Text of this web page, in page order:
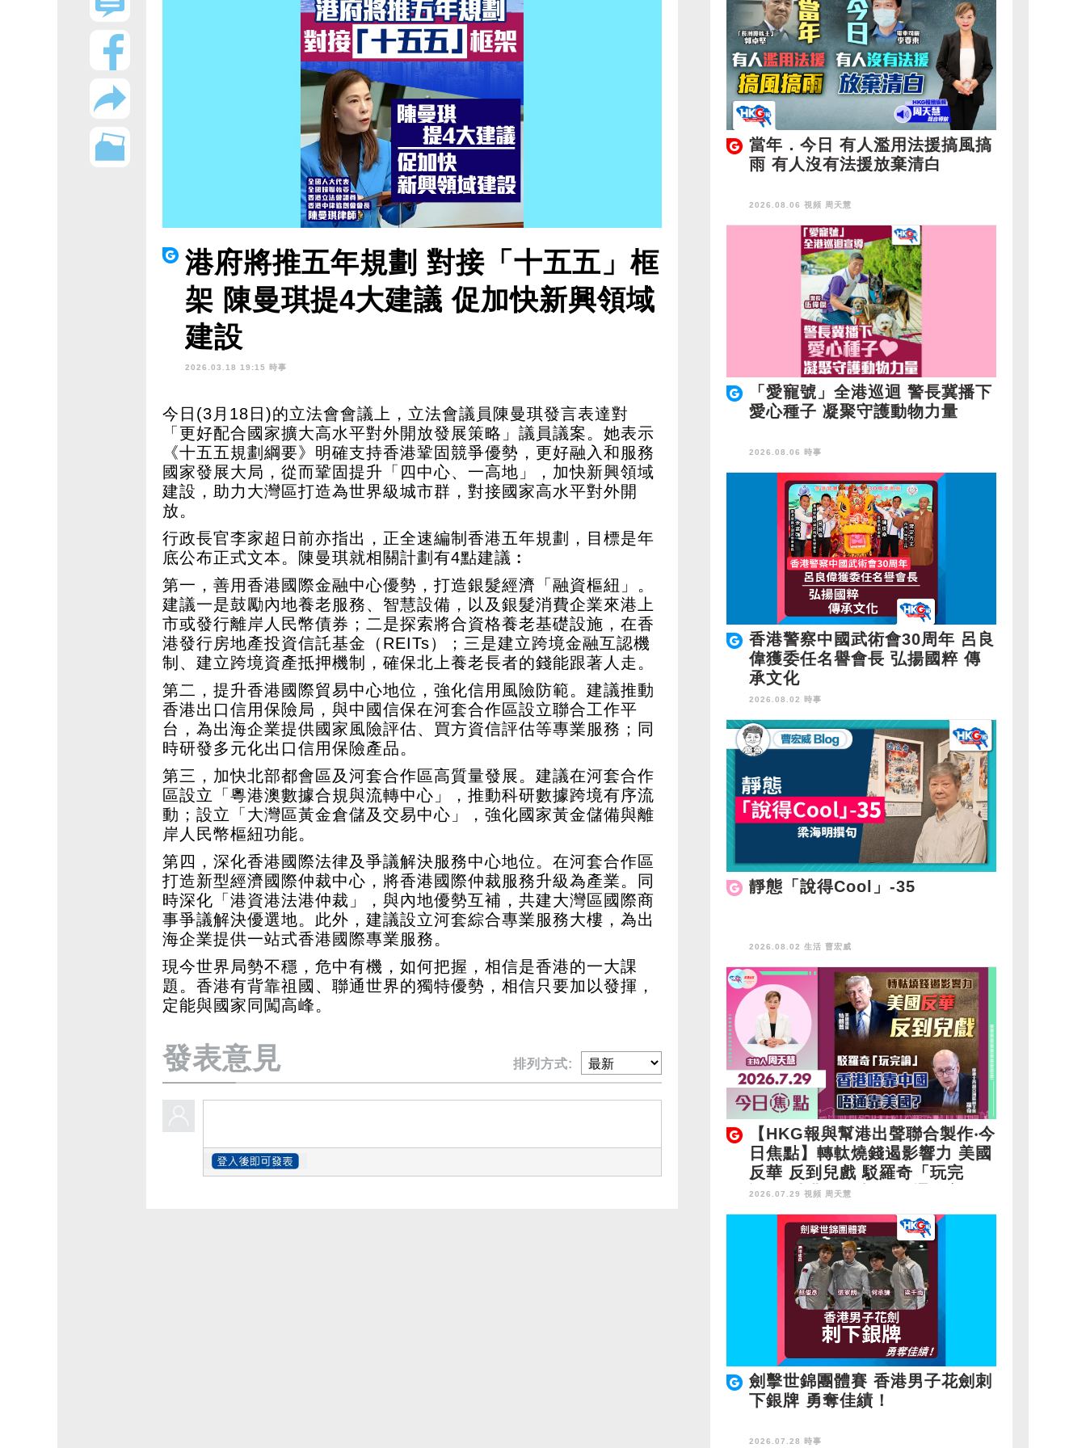
港府將推五年規劃 對接「十五五」框
架 陳曼琪提4大建議 促加快新興領域
建設
2026.03.18 19:15 時事
今日(3月18日)的立法會會議上，立法會議員陳曼琪發言表達對
「更好配合國家擴大高水平對外開放發展策略」議員議案。她表示
《十五五規劃綱要》明確支持香港鞏固競爭優勢，更好融入和服務
國家發展大局，從而鞏固提升「四中心、一高地」，加快新興領域
建設，助力大灣區打造為世界級城市群，對接國家高水平對外開
放。
行政長官李家超日前亦指出，正全速編制香港五年規劃，目標是年
底公布正式文本。陳曼琪就相關計劃有4點建議︰
第一，善用香港國際金融中心優勢，打造銀髮經濟「融資樞紐」。
建議一是鼓勵內地養老服務、智慧設備，以及銀髮消費企業來港上
市或發行離岸人民幣債券；二是探索將合資格養老基礎設施，在香
港發行房地產投資信託基金（REITs）；三是建立跨境金融互認機
制、建立跨境資產抵押機制，確保北上養老長者的錢能跟著人走。
第二，提升香港國際貿易中心地位，強化信用風險防範。建議推動
香港出口信用保險局，與中國信保在河套合作區設立聯合工作平
台，為出海企業提供國家風險評估、買方資信評估等專業服務；同
時研發多元化出口信用保險產品。
第三，加快北部都會區及河套合作區高質量發展。建議在河套合作
區設立「粵港澳數據合規與流轉中心」，推動科研數據跨境有序流
動；設立「大灣區黃金倉儲及交易中心」，強化國家黃金儲備與離
岸人民幣樞紐功能。
第四，深化香港國際法律及爭議解決服務中心地位。在河套合作區
打造新型經濟國際仲裁中心，將香港國際仲裁服務升級為產業。同
時深化「港資港法港仲裁」，與內地優勢互補，共建大灣區國際商
事爭議解決優選地。此外，建議設立河套綜合專業服務大樓，為出
海企業提供一站式香港國際專業服務。
現今世界局勢不穩，危中有機，如何把握，相信是香港的一大課
題。香港有背靠祖國、聯通世界的獨特優勢，相信只要加以發揮，
定能與國家同闖高峰。
發表意見 排列方式:
當年．今日 有人濫用法援搞風搞
雨 有人沒有法援放棄清白
2026.08.06 視頻 周天慧
「愛寵號」全港巡迴 警長冀播下
愛心種子 凝聚守護動物力量
2026.08.06 時事
香港警察中國武術會30周年 呂良
偉獲委任名譽會長 弘揚國粹 傳
承文化
2026.08.02 時事
靜態「說得Cool」-35
2026.08.02 生活 曹宏威
【HKG報與幫港出聲聯合製作‧今
日焦點】轉軚燒錢遏影響力 美國
反華 反到兒戲 駁羅奇「玩完
論」 香港唔靠中國 唔通靠美
國？
2026.07.29 視頻 周天慧
劍擊世錦團體賽 香港男子花劍刺
下銀牌 勇奪佳績！
2026.07.28 時事